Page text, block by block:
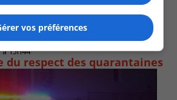
15h44
du respect des quarantaines
vos préférences